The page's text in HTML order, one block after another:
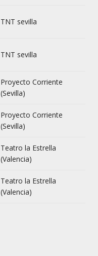
TNT sevilla
TNT sevilla
Proyecto Corriente
(Sevilla)
Proyecto Corriente
(Sevilla)
Teatro la Estrella
(Valencia)
Teatro la Estrella
(Valencia)